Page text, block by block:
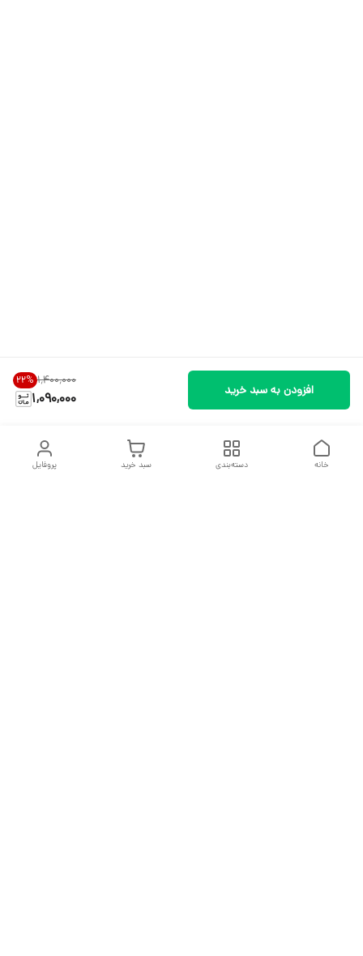
۱٬۴۰۰٬۰۰۰ 22%
1,090,000 افزودن به سبد خرید
پروفایل سبد خرید دسته‌بندی خانه